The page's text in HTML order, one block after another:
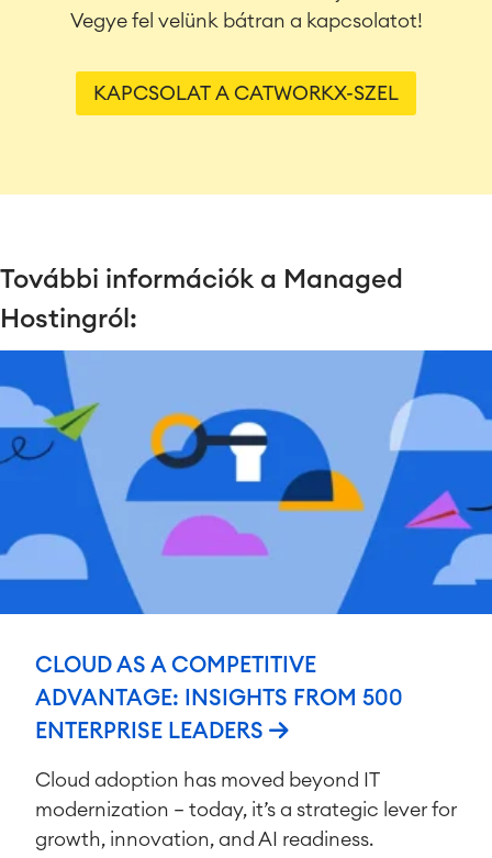
Vegye fel velünk bátran a kapcsolatot!
KAPCSOLAT A CATWORKX-SZEL
További információk a Managed
Hostingról:
CLOUD AS A COMPETITIVE
ADVANTAGE: INSIGHTS FROM 500
ENTERPRISE LEADERS
Cloud adoption has moved beyond IT
modernization — today, it’s a strategic lever for
growth, innovation, and AI readiness.